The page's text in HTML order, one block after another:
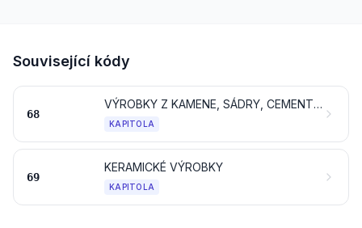
Související kódy
68
VÝROBKY Z KAMENE, SÁDRY, CEMENTU, OSINKU (AZBESTU), SLÍDY NEBO PODOBNÝCH MATERIÁLŮ
KAPITOLA
69
KERAMICKÉ VÝROBKY
KAPITOLA